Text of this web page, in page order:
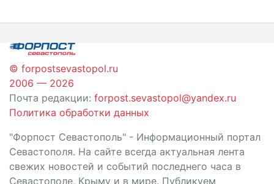
записям
© forpostsevastopol.ru
2006 — 2026
Почта редакции: forpost.sevastopol@yandex.ru
Политика обработки данных
"Форпост Севастополь" - Информационный портал
Севастополя. На сайте всегда актуальная лента
свежих новостей и событий последнего часа в
Севастополе, Крыму и в мире. Публикуем